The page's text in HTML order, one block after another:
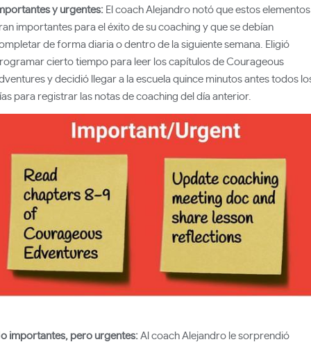
y urgentes: El coach Alejandro notó que estos elementos
importantes para el éxito de su coaching y que se debían
de forma diaria o dentro de la siguiente semana. Eligió
cierto tiempo para leer los capítulos de Courageous
y decidió llegar a la escuela quince minutos antes todos
para registrar las notas de coaching del día anterior.
importantes, pero urgentes: Al coach Alejandro le sorprendió